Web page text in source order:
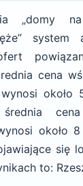
„domy
system
cena
około
średnia
około 8
się
to: